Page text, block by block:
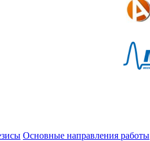
Основные направления работы